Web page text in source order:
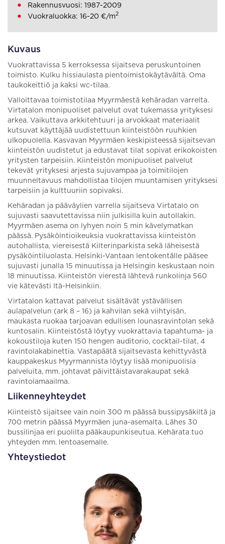
Kuvaus
Vuokrattavissa 5 kerroksessa sijaitseva peruskuntoinen
toimisto. Kulku hissiaulasta pientoimistokäytävältä. Oma
taukokeittiö ja kaksi wc-tilaa.
Valloittavaa toimistotilaa Myyrmäestä kehäradan varrelta.
Virtatalon monipuoliset palvelut ovat tukemassa yrityksesi
arkea. Vaikuttava arkkitehtuuri ja arvokkaat materiaalit
kutsuvat käyttäjää uudistettuun kiinteistöön ruuhkien
ulkopuolella. Kasvavan Myyrmäen keskipisteessä sijaitsevan
kiinteistön uudistetut ja edustavat tilat sopivat erikokoisten
yritysten tarpeisiin. Kiinteistön monipuoliset palvelut
tekevät yrityksesi arjesta sujuvampaa ja toimitilojen
muunneltavuus mahdollistaa tilojen muuntamisen yrityksesi
tarpeisiin ja kulttuuriin sopivaksi.
Kehäradan ja pääväylien varrella sijaitseva Virtatalo on
sujuvasti saavutettavissa niin julkisilla kuin autollakin.
Myyrmäen asema on lyhyen noin 5 min kävelymatkan
päässä. Pysäköintioikeuksia vuokrattavissa kiinteistön
autohallista, viereisestä Kilterinparkista sekä läheisestä
pysäköintiluolasta. Helsinki-Vantaan lentokentälle pääsee
sujuvasti junalla 15 minuutissa ja Helsingin keskustaan noin
18 minuutissa. Kiinteistön vierestä lähtevä runkolinja 560
vie kätevästi Itä-Helsinkiin.
Virtatalon kattavat palvelut sisältävät ystävällisen
aulapalvelun (ark 8 – 16) ja kahvilan sekä viihtyisän,
maukasta ruokaa tarjoavan edullisen lounasravintolan sekä
kuntosalin. Kiinteistöstä löytyy vuokrattavia tapahtuma- ja
kokoustiloja kuten 150 hengen auditorio, cocktail-tilat, 4
ravintolakabinettia. Vastapäätä sijaitsevasta kehittyvästä
kauppakeskus Myyrmannista löytyy lisää monipuolisia
palveluita, mm. johtavat päivittäistavarakaupat sekä
ravintolamaailma.
Liikenneyhteydet
Kiinteistö sijaitsee vain noin 300 m päässä bussipysäkiltä ja
700 metrin päässä Myyrmäen juna-asemalta. Lähes 30
bussilinjaa eri puolilta pääkaupunkiseutua. Kehärata tuo
yhteyden mm. lentoasemalle.
Yhteystiedot
Rakennusvuosi: 1987-2009
Vuokraluokka: 16-20 €/m2